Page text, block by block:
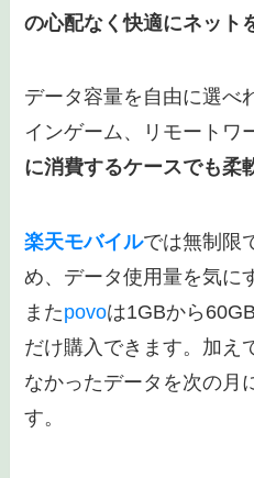
の心配なく快適にネット
データ容量を自由に選べ
インゲーム、リモートワ
に消費するケースでも柔
楽天モバイルでは無制限
め、データ使用量を気に
またpovoは1GBから
だけ購入できます。加え
なかったデータを次の月
す。